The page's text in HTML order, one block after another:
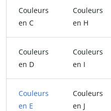
Couleurs
en C
Couleurs
en H
Couleurs
en D
Couleurs
en I
Couleurs
en E
Couleurs
en J